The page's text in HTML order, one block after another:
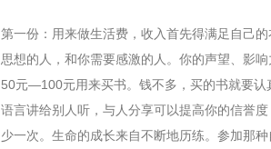
第一份：用来做生活费，收入首先得满足自己
思想的人，和你需要感激的人。你的声望、影
50元—100元用来买书。钱不多，买的书就要
语言讲给别人听，与人分享可以提高你的信誉
少一次。生命的成长来自不断地历练。参加那